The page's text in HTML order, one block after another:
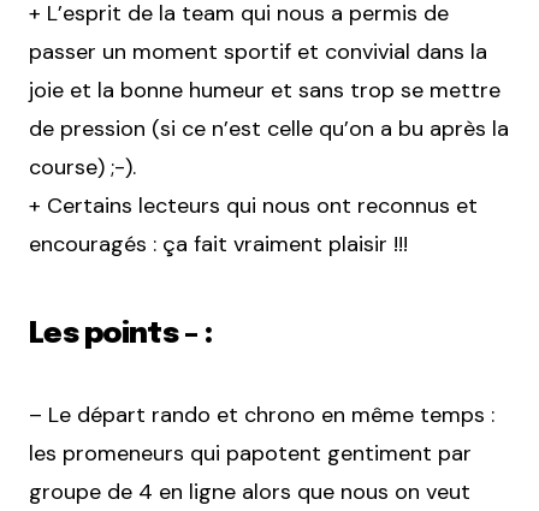
+ L’esprit de la team qui nous a permis de
passer un moment sportif et convivial dans la
joie et la bonne humeur et sans trop se mettre
de pression (si ce n’est celle qu’on a bu après la
course) ;-).
+ Certains lecteurs qui nous ont reconnus et
encouragés : ça fait vraiment plaisir !!!
Les points – :
– Le départ rando et chrono en même temps :
les promeneurs qui papotent gentiment par
groupe de 4 en ligne alors que nous on veut